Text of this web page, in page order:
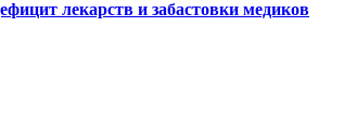
лекарств и забастовки медиков